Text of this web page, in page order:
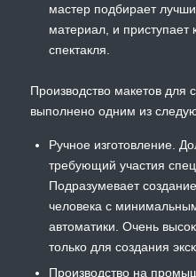
мастер подбирает
материал, и приступает
спектакля.
Производство макетов для
выполнено одним из
Ручное изготовление.
требующий участия
Подразумевает
человека с
автоматики. Очень
только для создания
Производство на